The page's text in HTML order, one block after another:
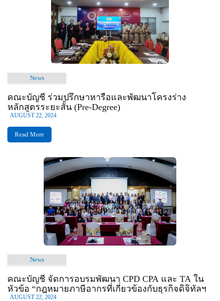
News
คณะบัญชี ร่วมปรึกษาหารือและพัฒนาโครงร่าง
หลักสูตรระยะสั้น (Pre-Degree)
AUGUST 22, 2024
Read More
News
คณะบัญชี จัดการอบรมพัฒนา CPD CPA และ TA ใน
หัวข้อ “กฎหมายภาษีอากรที่เกี่ยวข้องกับธุรกิจดิจิทัลฯ
AUGUST 22, 2024